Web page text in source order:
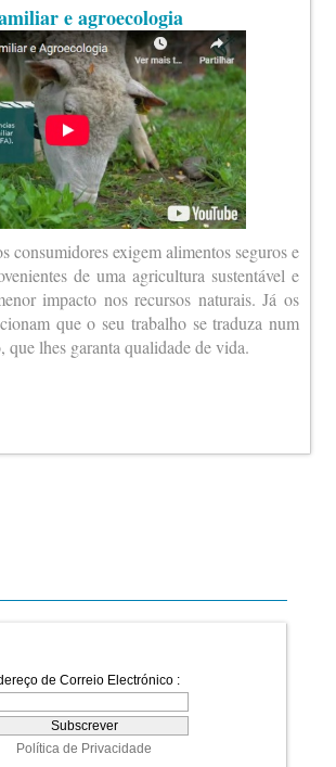
e agroecologia
consumidores exigem alimentos seguros e
de uma agricultura sustentável e
impacto nos recursos naturais. Já os
que o seu trabalho se traduza num
que lhes garanta qualidade de vida.